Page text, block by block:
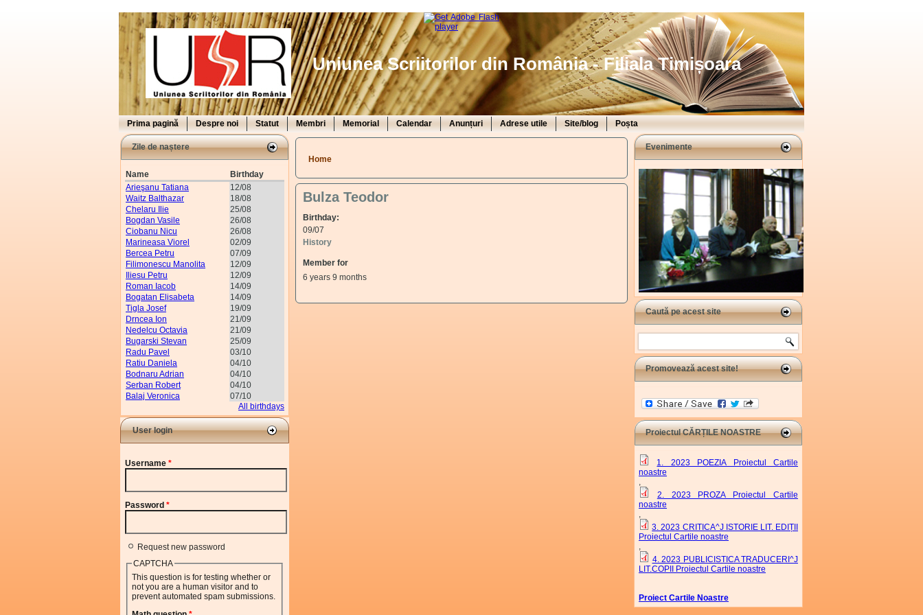
Uniunea Scriitorilor din România - Filiala Timișoara
Prima pagină Despre noi Statut Membri Memorial Calendar Anunțuri Adrese utile Site/blog Poșta
Zile de naștere
Name
Birthday
Arieşanu Tatiana
12/08
Waitz Balthazar
18/08
Chelaru Ilie
25/08
Bogdan Vasile
26/08
Ciobanu Nicu
26/08
Marineasa Viorel
02/09
Bercea Petru
07/09
Filimonescu Manolita
12/09
Iliesu Petru
12/09
Roman Iacob
14/09
Bogatan Elisabeta
14/09
Tigla Josef
19/09
Drncea Ion
21/09
Nedelcu Octavia
21/09
Bugarski Stevan
25/09
Radu Pavel
03/10
Ratiu Daniela
04/10
Bodnaru Adrian
04/10
Serban Robert
04/10
Balaj Veronica
07/10
All birthdays
User login
Username *
Password *
Request new password
CAPTCHA
This question is for testing whether or
not you are a human visitor and to
prevent automated spam submissions.
You are here
Home
Bulza Teodor
Birthday:
09/07
History
Member for
6 years 9 months
Evenimente
Caută pe acest site
Search
Promovează acest site!
Proiectul CĂRȚILE NOASTRE
1. 2023 POEZIA Proiectul Cartile
noastre
,
2. 2023 PROZA Proiectul Cartile
noastre
,
3. 2023 CRITICA^J ISTORIE LIT. EDIȚII
Proiectul Cartile noastre
,
4. 2023 PUBLICISTICA TRADUCERI^J
LIT.COPII Proiectul Cartile noastre
Proiect Cartile Noastre